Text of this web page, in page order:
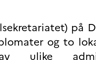
på
og to
ulike